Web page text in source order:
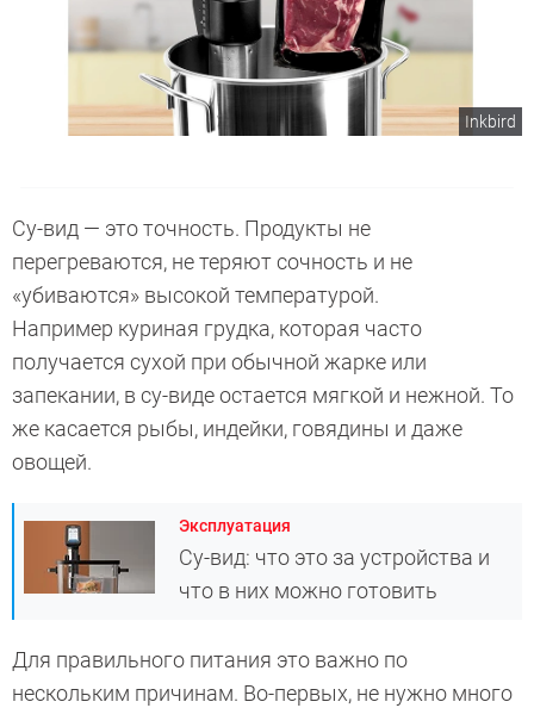
Inkbird
Су-вид — это точность. Продукты не
перегреваются, не теряют сочность и не
«убиваются» высокой температурой.
Например куриная грудка, которая часто
получается сухой при обычной жарке или
запекании, в су-виде остается мягкой и нежной. То
же касается рыбы, индейки, говядины и даже
овощей.
Эксплуатация
Су-вид: что это за устройства и
что в них можно готовить
Для правильного питания это важно по
нескольким причинам. Во-первых, не нужно много